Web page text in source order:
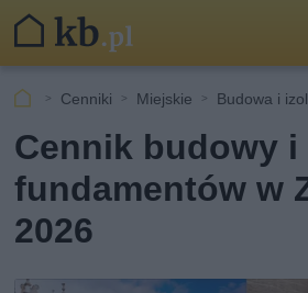
Cenniki Miejskie Budowa i
Cennik budowy
fundamentów w
2026